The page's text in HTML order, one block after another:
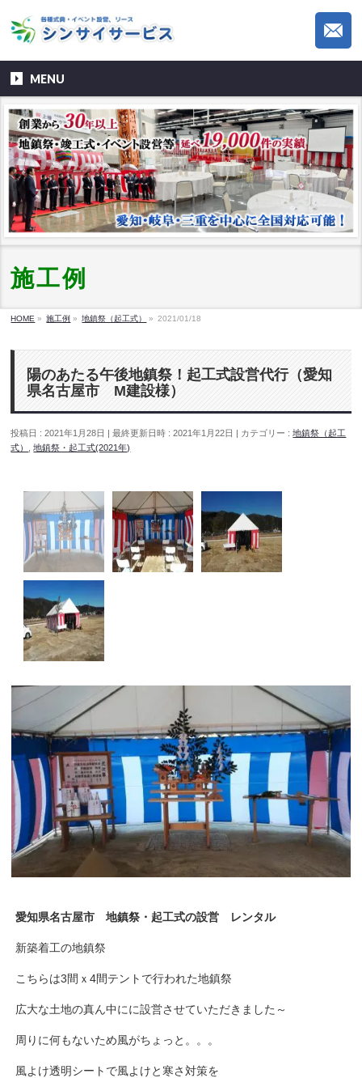
MENU
施工例
HOME » 施工例 » 地鎮祭（起工式） » 2021/01/18
陽のあたる午後地鎮祭！起工式設営代行（愛知
県名古屋市 M建設様）
投稿日 : 2021年1月28日 最終更新日時 : 2021年1月22日 カテゴリー :地鎮祭（起工
式）
,地鎮祭・起工式(2021年)
愛知県名古屋市地鎮祭・起工式の設営 レンタル
新築着工の地鎮祭
こちらは3間ｘ4間テントで行われた地鎮祭
広大な土地の真ん中にに設営させていただきました～
周りに何もないため風がちょっと。。。
風よけ透明シートで風よけと寒さ対策を